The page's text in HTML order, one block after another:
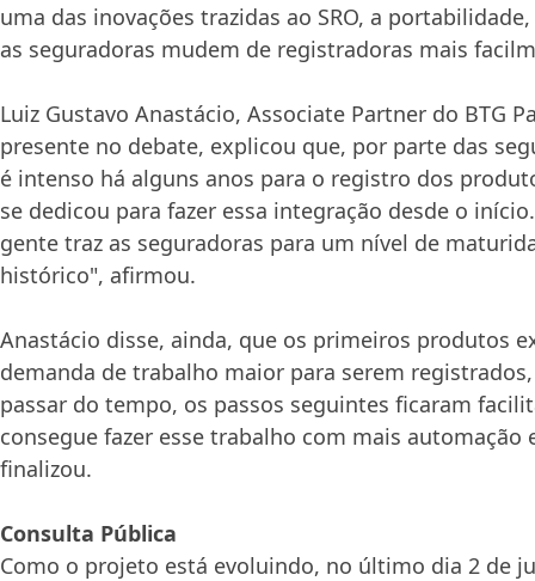
uma das inovações trazidas ao SRO, a
as seguradoras mudem de registradoras mais
Luiz Gustavo Anastácio, Associate Partner do BTG
presente no debate, explicou que, por parte das
é intenso há alguns anos para o registro dos
se dedicou para fazer essa integração desde o
gente traz as seguradoras para um nível de
histórico", afirmou.
Anastácio disse, ainda, que os primeiros produtos
demanda de trabalho maior para serem
passar do tempo, os passos seguintes ficaram
consegue fazer esse trabalho com mais automação
finalizou.
Consulta Pública
Como o projeto está evoluindo, no último dia 2 de